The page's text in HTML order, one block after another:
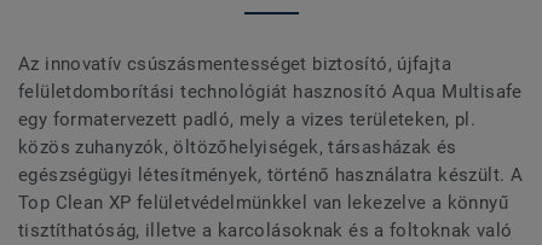
Az innovatív csúszásmentességet biztosító, újfajta
felületdomborítási technológiát hasznosító Aqua Multisafe
egy formatervezett padló, mely a vizes területeken, pl.
közös zuhanyzók, öltözőhelyiségek, társasházak és
egészségügyi létesítmények, történő használatra készült. A
Top Clean XP felületvédelmünkkel van lekezelve a könnyű
tisztíthatóság, illetve a karcolásoknak és a foltoknak való